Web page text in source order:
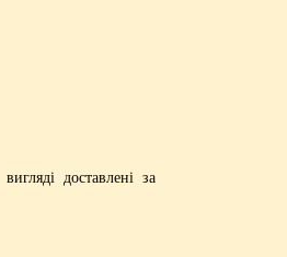
доставлені за